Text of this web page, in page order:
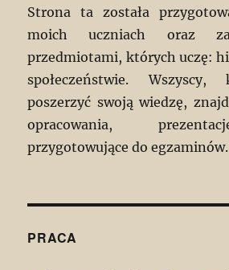
Strona ta została
moich uczniach oraz
przedmiotami, których uczę:
społeczeństwie.
poszerzyć swoją wiedzę,
opracowania,
przygotowujące do egzaminów.
PRACA